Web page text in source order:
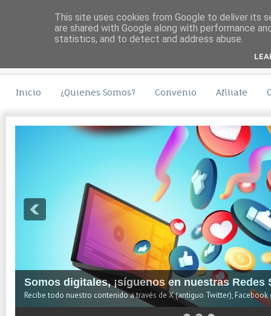
Inicio ¿Quienes Somos? Convenio Afíliate
Somos digitales, ¡síguenos en nuestras Redes
Recibe todo nuestro contenido a través de X (antiguo Twitter), Facebook
This site uses cookies from Google to deliver its
are shared with Google along with performance
statistics, and to detect and address abuse.